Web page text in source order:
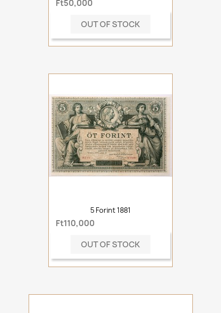
Ft50,000
OUT OF STOCK
5 Forint 1881
Ft110,000
OUT OF STOCK